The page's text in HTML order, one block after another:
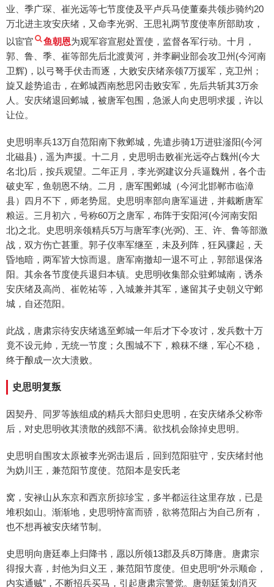
业、季广琛、崔光远等七节度使及平卢兵马使董秦共领步骑约20
万北进主攻安庆绪，又命李光弼、王思礼两节度使率所部助攻，
以宦官
鱼朝恩为观军容宣慰处置使，监督各军行动。十月，
郭、鲁、季、崔等部先后北渡黄河，并李嗣业部会攻卫州(今河南
卫辉)，以弓弩手伏击而逐，大败安庆绪亲领7万援军，克卫州；
旋又趁势追击，在邺城西南愁思冈击败安军，先后共斩其3万余
人。安庆绪退回邺城，被唐军包围，急派人向史思明求援，许以
让位。
史思明率兵13万自范阳南下救邺城，先遣步骑1万进驻滏阳(今河
北磁县)，遥为声援。十二月，史思明击败崔光远夺占魏州(今大
名北)后，按兵观望。二年正月，李光弼建议分兵逼魏州，各个击
破史军，鱼朝恩不纳。二月，唐军围邺城（今河北邯郸市临漳
县）四月不下，师老势屈。史思明率部向唐军逼进，并截断唐军
粮运。三月初六，号称60万之唐军，布阵于安阳河(今河南安阳
北)之北。史思明亲领精兵5万与唐军李(光弼)、王、许、鲁等部激
战，双方伤亡甚重。郭子仪率军继至，未及列阵，狂风骤起，天
昏地暗，两军皆大惊而退。唐军南撤却一退不可止，郭部退保洛
阳。其余各节度使兵退归本镇。史思明收集部众驻邺城南，诱杀
安庆绪及高尚、崔乾祐等，入城兼并其军，遂留其子史朝义守邺
城，自还范阳。
此战，唐肃宗待安庆绪逃至邺城一年后才下令攻讨，发兵数十万
竟不设元帅，无统一节度；久围城不下，粮秣不继，军心不稳，
终于酿成一次大溃败。
史思明复叛
因契丹、同罗等族组成的精兵大部归史思明，在安庆绪杀父称帝
后，对史思明收其溃散的残部不满。欲找机会除掉史思明。
史思明自围攻太原被李光弼击退后，回到范阳驻守，安庆绪封他
为妫川王，兼范阳节度使。范阳本是安氏老
窝，安禄山从东京和西京所掠珍宝，多半都运往这里存放，已是
堆积如山。渐渐地，史思明恃富而骄，欲将范阳占为自己所有，
也不想再被安庆绪节制。
史思明向唐廷奉上归降书，愿以所领13郡及兵8万降唐。唐肃宗
得报大喜，封他为归义王，兼范阳节度使。但史思明“外示顺命，
内实通贼”，不断招兵买马，引起唐肃宗警觉。唐朝廷策划消灭